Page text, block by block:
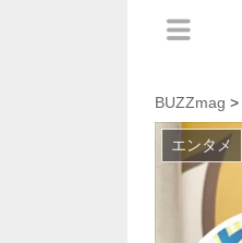
BUZZmag >
エンタメ